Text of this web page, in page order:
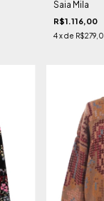
Saia Mila
R$1.116,00
4 x de